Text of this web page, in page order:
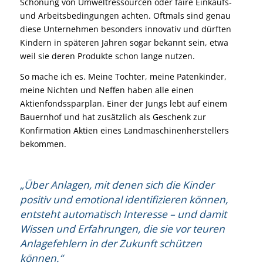
und Arbeitsbedingungen achten. Oftmals sind genau
diese Unternehmen besonders innovativ und dürften
Kindern in späteren Jahren sogar bekannt sein, etwa
weil sie deren Produkte schon lange nutzen.
So mache ich es. Meine Tochter, meine Patenkinder,
meine Nichten und Neffen haben alle einen
Aktienfondssparplan. Einer der Jungs lebt auf einem
Bauernhof und hat zusätzlich als Geschenk zur
Konfirmation Aktien eines Landmaschinenherstellers
bekommen.
„Über Anlagen, mit denen sich die Kinder
positiv und emotional identifizieren können,
entsteht automatisch Interesse – und damit
Wissen und Erfahrungen, die sie vor teuren
Anlagefehlern in der Zukunft schützen
können.“